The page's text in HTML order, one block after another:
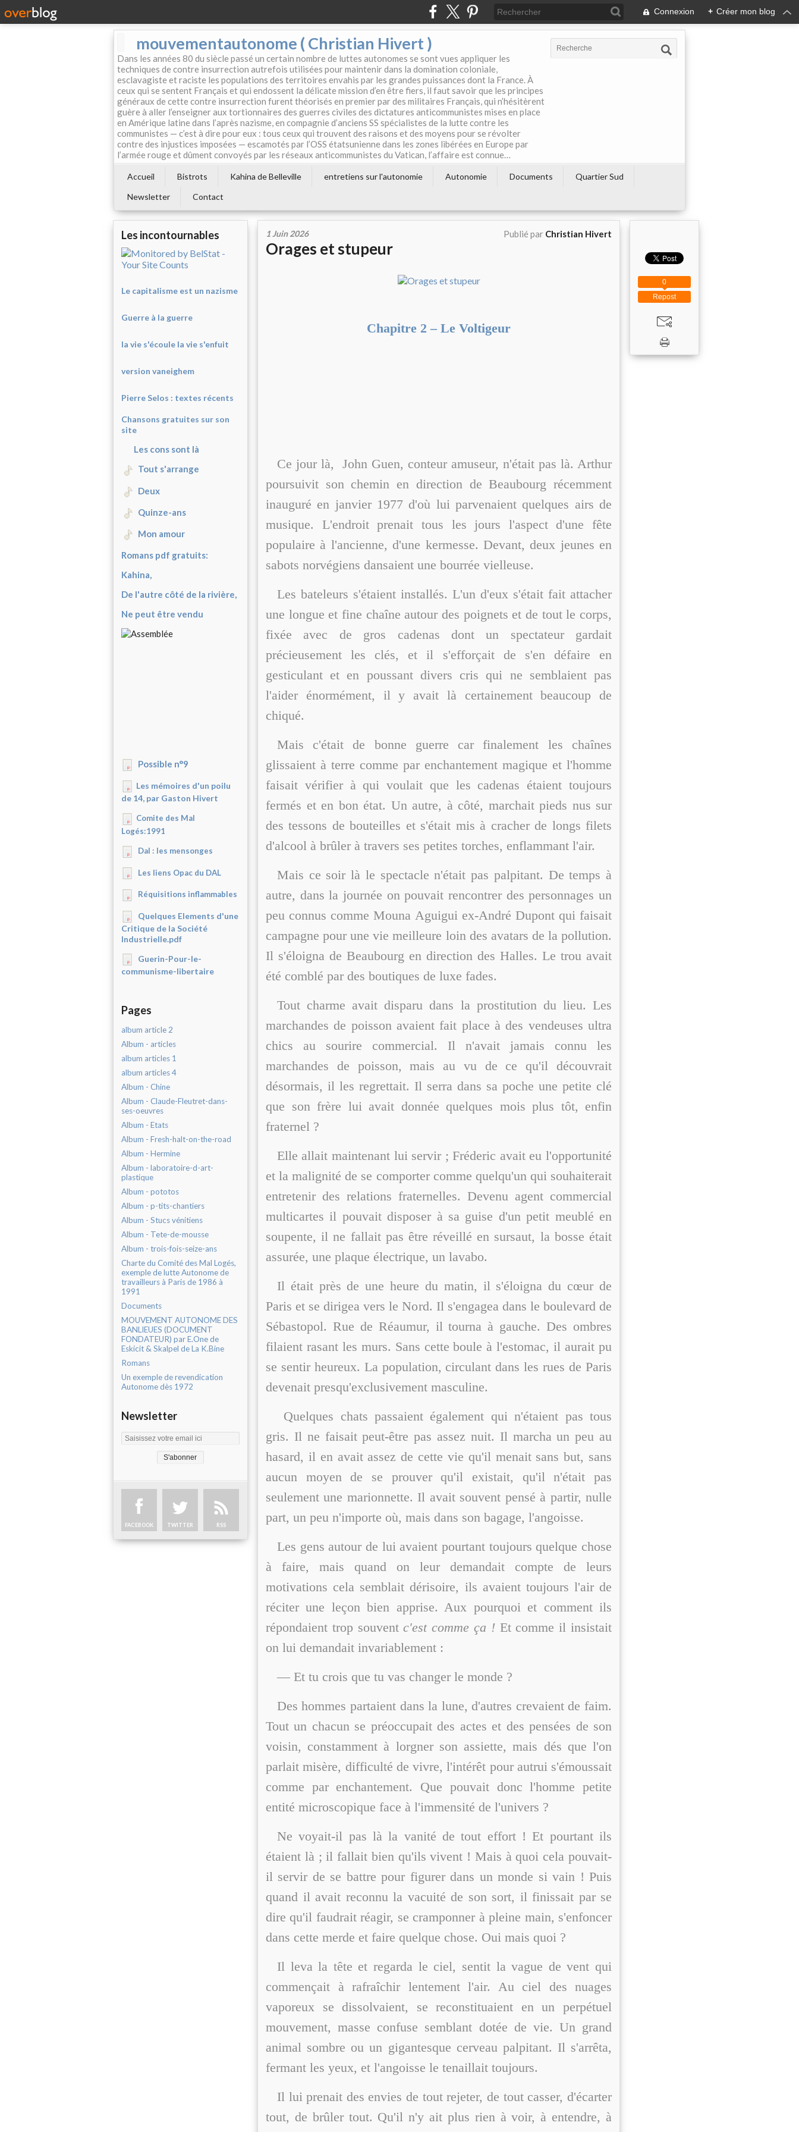
Connexion + Créer mon blog
mouvementautonome ( Christian Hivert )
Dans les années 80 du siècle passé un certain nombre de luttes autonomes se sont vues appliquer les
techniques de contre insurrection autrefois utilisées pour maintenir dans la domination coloniale,
esclavagiste et raciste les populations des territoires envahis par les grandes puissances dont la France. À
ceux qui se sentent Français et qui endossent la délicate mission d’en être fiers, il faut savoir que les principes
généraux de cette contre insurrection furent théorisés en premier par des militaires Français, qui n’hésitèrent
guère à aller l’enseigner aux tortionnaires des guerres civiles des dictatures anticommunistes mises en place
en Amérique latine dans l’après nazisme, en compagnie d’anciens SS spécialistes de la lutte contre les
communistes — c’est à dire pour eux : tous ceux qui trouvent des raisons et des moyens pour se révolter
contre des injustices imposées — escamotés par l’OSS étatsunienne dans les zones libérées en Europe par
l’armée rouge et dûment convoyés par les réseaux anticommunistes du Vatican, l’affaire est connue…
Accueil Bistrots Kahina de Belleville entretiens sur l'autonomie Autonomie Documents
Quartier Sud
Newsletter
Contact
Les incontournables
Le capitalisme est un nazisme
Guerre à la guerre
la vie s'écoule la vie s'enfuit
version vaneighem
Pierre Selos : textes récents
Chansons gratuites sur son
site
Les cons sont là
Tout s'arrange
Deux
Quinze-ans
Mon amour
Romans pdf gratuits:
Kahina,
De l'autre côté de la rivière,
Ne peut être vendu
Possible n°9
Les mémoires d'un poilu
de 14, par Gaston Hivert
Comite des Mal
Logés:1991
Dal : les mensonges
Les liens Opac du DAL
Réquisitions inflammables
Quelques Elements d'une
Critique de la Société
Industrielle.pdf
Guerin-Pour-le-
communisme-libertaire
Pages
album article 2
Album - articles
album articles 1
album articles 4
Album - Chine
Album - Claude-Fleutret-dans-
ses-oeuvres
Album - Etats
Album - Fresh-halt-on-the-road
Album - Hermine
Album - laboratoire-d-art-
plastique
Album - pototos
Album - p-tits-chantiers
Album - Stucs vénitiens
Album - Tete-de-mousse
Album - trois-fois-seize-ans
Charte du Comité des Mal Logés,
exemple de lutte Autonome de
travailleurs à Paris de 1986 à
1991
Documents
MOUVEMENT AUTONOME DES
BANLIEUES (DOCUMENT
FONDATEUR) par E.One de
Eskicit & Skalpel de La K.Bine
Romans
Un exemple de revendication
Autonome dès 1972
Newsletter
FACEBOOK TWITTER RSS
1 Juin 2026 Publié par Christian Hivert
Orages et stupeur
Chapitre 2 – Le Voltigeur
Ce jour là, John Guen, conteur amuseur, n'était pas là. Arthur
poursuivit son chemin en direction de Beaubourg récemment
inauguré en janvier 1977 d'où lui parvenaient quelques airs de
musique. L'endroit prenait tous les jours l'aspect d'une fête
populaire à l'ancienne, d'une kermesse. Devant, deux jeunes en
sabots norvégiens dansaient une bourrée vielleuse.
Les bateleurs s'étaient installés. L'un d'eux s'était fait attacher
une longue et fine chaîne autour des poignets et de tout le corps,
fixée avec de gros cadenas dont un spectateur gardait
précieusement les clés, et il s'efforçait de s'en défaire en
gesticulant et en poussant divers cris qui ne semblaient pas
l'aider énormément, il y avait là certainement beaucoup de
chiqué.
Mais c'était de bonne guerre car finalement les chaînes
glissaient à terre comme par enchantement magique et l'homme
faisait vérifier à qui voulait que les cadenas étaient toujours
fermés et en bon état. Un autre, à côté, marchait pieds nus sur
des tessons de bouteilles et s'était mis à cracher de longs filets
d'alcool à brûler à travers ses petites torches, enflammant l'air.
Mais ce soir là le spectacle n'était pas palpitant. De temps à
autre, dans la journée on pouvait rencontrer des personnages un
peu connus comme Mouna Aguigui ex-André Dupont qui faisait
campagne pour une vie meilleure loin des avatars de la pollution.
Il s'éloigna de Beaubourg en direction des Halles. Le trou avait
été comblé par des boutiques de luxe fades.
Tout charme avait disparu dans la prostitution du lieu. Les
marchandes de poisson avaient fait place à des vendeuses ultra
chics au sourire commercial. Il n'avait jamais connu les
marchandes de poisson, mais au vu de ce qu'il découvrait
désormais, il les regrettait. Il serra dans sa poche une petite clé
que son frère lui avait donnée quelques mois plus tôt, enfin
fraternel ?
Elle allait maintenant lui servir ; Fréderic avait eu l'opportunité
et la malignité de se comporter comme quelqu'un qui souhaiterait
entretenir des relations fraternelles. Devenu agent commercial
multicartes il pouvait disposer à sa guise d'un petit meublé en
soupente, il ne fallait pas être réveillé en sursaut, la bosse était
assurée, une plaque électrique, un lavabo.
Il était près de une heure du matin, il s'éloigna du cœur de
Paris et se dirigea vers le Nord. Il s'engagea dans le boulevard de
Sébastopol. Rue de Réaumur, il tourna à gauche. Des ombres
filaient rasant les murs. Sans cette boule à l'estomac, il aurait pu
se sentir heureux. La population, circulant dans les rues de Paris
devenait presqu'exclusivement masculine.
Quelques chats passaient également qui n'étaient pas tous
gris. Il ne faisait peut-être pas assez nuit. Il marcha un peu au
hasard, il en avait assez de cette vie qu'il menait sans but, sans
aucun moyen de se prouver qu'il existait, qu'il n'était pas
seulement une marionnette. Il avait souvent pensé à partir, nulle
part, un peu n'importe où, mais dans son bagage, l'angoisse.
Les gens autour de lui avaient pourtant toujours quelque chose
à faire, mais quand on leur demandait compte de leurs
motivations cela semblait dérisoire, ils avaient toujours l'air de
réciter une leçon bien apprise. Aux pourquoi et comment ils
répondaient trop souventc'est comme ça !Et comme il insistait
on lui demandait invariablement :
— Et tu crois que tu vas changer le monde ?
Des hommes partaient dans la lune, d'autres crevaient de faim.
Tout un chacun se préoccupait des actes et des pensées de son
voisin, constamment à lorgner son assiette, mais dés que l'on
parlait misère, difficulté de vivre, l'intérêt pour autrui s'émoussait
comme par enchantement. Que pouvait donc l'homme petite
entité microscopique face à l'immensité de l'univers ?
Ne voyait-il pas là la vanité de tout effort ! Et pourtant ils
étaient là ; il fallait bien qu'ils vivent ! Mais à quoi cela pouvait-
il servir de se battre pour figurer dans un monde si vain ! Puis
quand il avait reconnu la vacuité de son sort, il finissait par se
dire qu'il faudrait réagir, se cramponner à pleine main, s'enfoncer
dans cette merde et faire quelque chose. Oui mais quoi ?
Il leva la tête et regarda le ciel, sentit la vague de vent qui
commençait à rafraîchir lentement l'air. Au ciel des nuages
vaporeux se dissolvaient, se reconstituaient en un perpétuel
mouvement, masse confuse semblant dotée de vie. Un grand
animal sombre ou un gigantesque cerveau palpitant. Il s'arrêta,
fermant les yeux, et l'angoisse le tenaillait toujours.
Il lui prenait des envies de tout rejeter, de tout casser, d'écarter
tout, de brûler tout. Qu'il n'y ait plus rien à voir, à entendre, à
Repost
0